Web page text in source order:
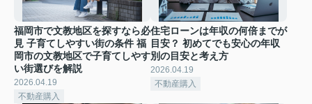
福岡市で文教地区を探すなら必
見 子育てしやすい街の条件 福
岡市の文教地区で子育てしやす
い街選びを解説
2026.04.19
不動産購入
住宅ローンは年収の何倍までが
目安？ 初めてでも安心の年収
別の目安と考え方
2026.04.19
不動産購入